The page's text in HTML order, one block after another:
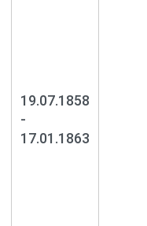
19.07.1858
-
17.01.1863